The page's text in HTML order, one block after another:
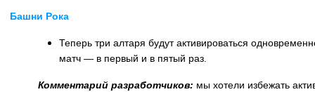
Башни Рока
Теперь три алтаря будут активироваться
матч — в первый и в пятый раз.
Комментарий разработчиков: мы хотели избежать